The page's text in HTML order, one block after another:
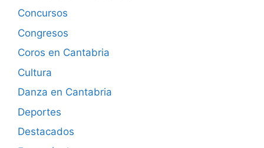
Concursos
Congresos
Coros en Cantabria
Cultura
Danza en Cantabria
Deportes
Destacados